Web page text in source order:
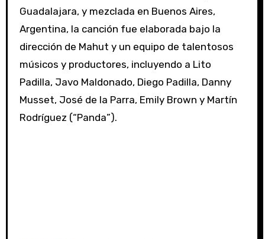
Guadalajara, y mezclada en Buenos Aires,
Argentina, la canción fue elaborada bajo la
dirección de Mahut y un equipo de talentosos
músicos y productores, incluyendo a Lito
Padilla, Javo Maldonado, Diego Padilla, Danny
Musset, José de la Parra, Emily Brown y Martín
Rodríguez (“Panda”).